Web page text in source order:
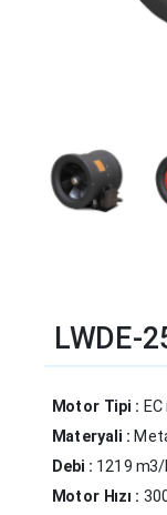
LWDE-
Motor Tipi :
Materyali :
Debi : 1219 m3/
Motor Hızı :